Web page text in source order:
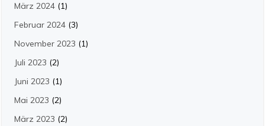
März 2024 (1)
Februar 2024 (3)
November 2023 (1)
Juli 2023 (2)
Juni 2023 (1)
Mai 2023 (2)
März 2023 (2)